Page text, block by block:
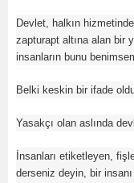
Devlet, halkın
zapturapt altına alan bir
insanların bunu
Belki keskin bir ifade
Yasakçı olan aslında
İnsanları etiketleyen,
derseniz deyin, bir